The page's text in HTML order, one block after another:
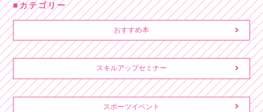
カテゴリー
おすすめ本
スキルアップセミナー
スポーツイベント